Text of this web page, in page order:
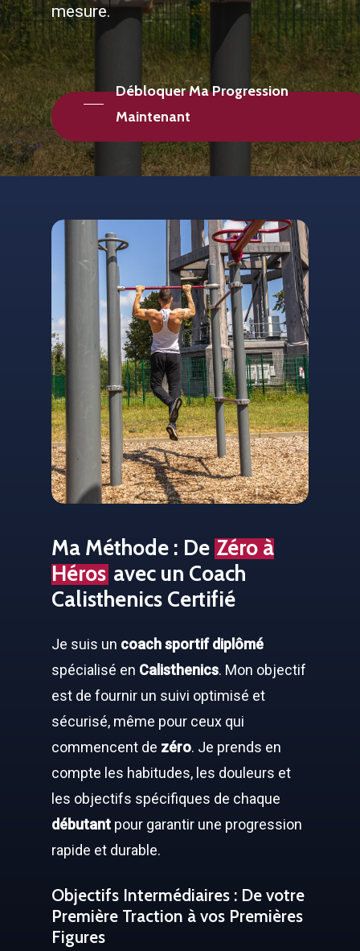
mesure.
Débloquer Ma Progression
Maintenant
Ma Méthode : De Zéro à
Héros avec un Coach
Calisthenics Certifié
Je suis un coach sportif diplômé
spécialisé en Calisthenics. Mon objectif
est de fournir un suivi optimisé et
sécurisé, même pour ceux qui
commencent de zéro. Je prends en
compte les habitudes, les douleurs et
les objectifs spécifiques de chaque
débutant pour garantir une progression
rapide et durable.
Objectifs Intermédiaires : De votre
Première Traction à vos Premières
Figures